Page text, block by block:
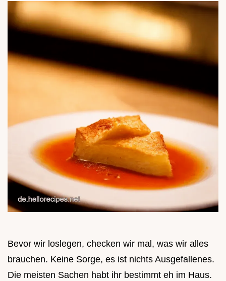
Bevor wir loslegen, checken wir mal, was wir alles
brauchen. Keine Sorge, es ist nichts Ausgefallenes.
Die meisten Sachen habt ihr bestimmt eh im Haus.